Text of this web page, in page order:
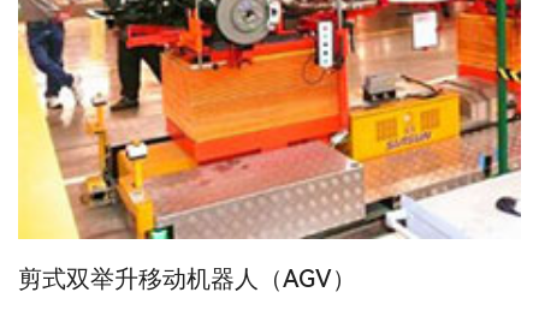
剪式双举升移动机器人（AGV）